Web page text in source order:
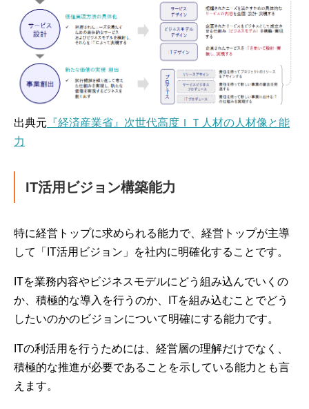
出典元 『経済産業省』次世代高度ＩＴ人材の人材像と能
力
IT活用ビジョン構築能力
特に経営トップに求められる能力で、経営トップが主導
して「IT活用ビジョン」を社内に明確化することです。
ITを業務内容やビジネスモデルにどう組み込んでいくの
か、積極的な導入を行うのか、ITを組み込むことでどう
したいのかのビジョンについて明確にする能力です。
ITの利活用を行うためには、経営層の理解だけでなく、
積極的な推進が必要であることを示している能力とも言
えます。